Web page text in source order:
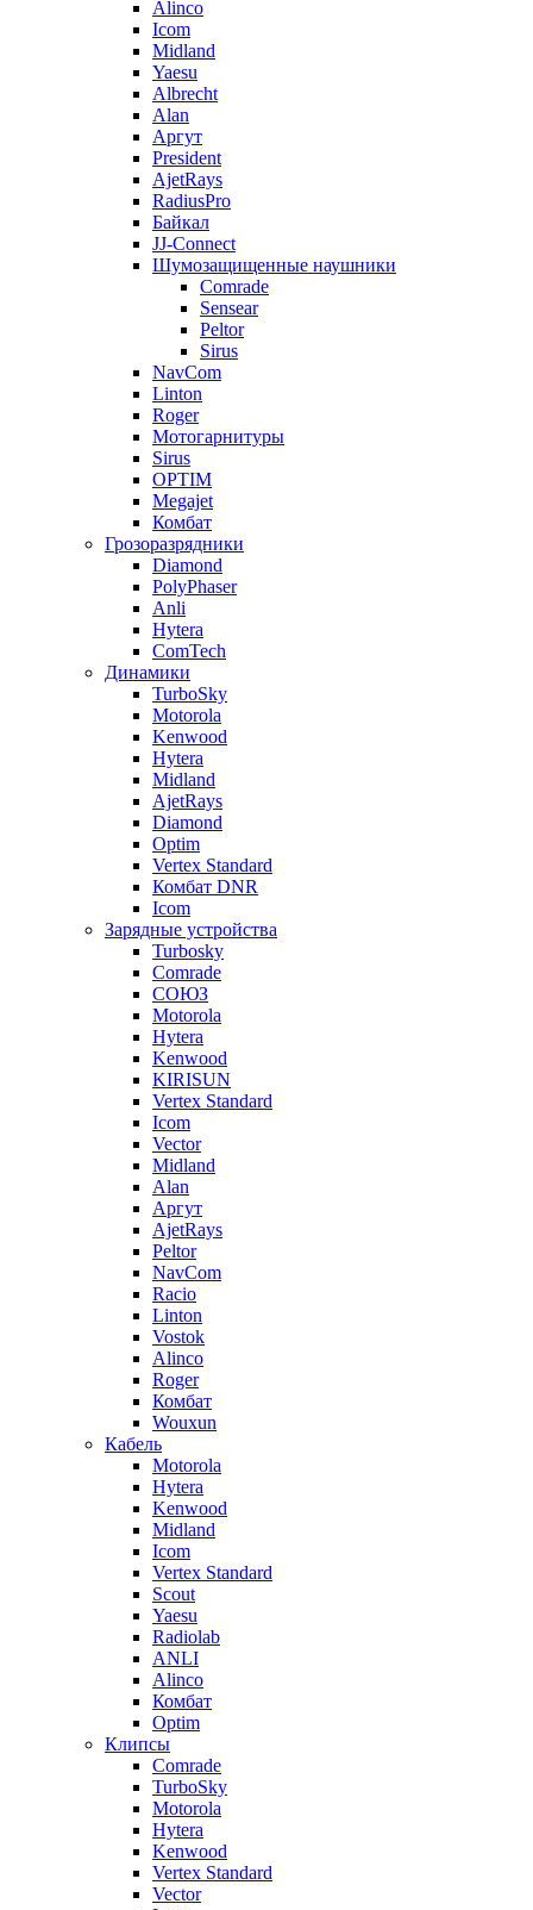
Alinco
Icom
Midland
Yaesu
Albrecht
Alan
Аргут
President
AjetRays
RadiusPro
Байкал
JJ-Connect
Шумозащищенные наушники
Comrade
Sensear
Peltor
Sirus
NavCom
Linton
Roger
Мотогарнитуры
Sirus
OPTIM
Megajet
Комбат
Грозоразрядники
Diamond
PolyPhaser
Anli
Hytera
ComTech
Динамики
TurboSky
Motorola
Kenwood
Hytera
Midland
AjetRays
Diamond
Optim
Vertex Standard
Комбат DNR
Icom
Зарядные устройства
Turbosky
Comrade
СОЮЗ
Motorola
Hytera
Kenwood
KIRISUN
Vertex Standard
Icom
Vector
Midland
Alan
Аргут
AjetRays
Peltor
NavCom
Racio
Linton
Vostok
Alinco
Roger
Комбат
Wouxun
Кабель
Motorola
Hytera
Kenwood
Midland
Icom
Vertex Standard
Scout
Yaesu
Radiolab
ANLI
Alinco
Комбат
Optim
Клипсы
Comrade
TurboSky
Motorola
Hytera
Kenwood
Vertex Standard
Vector